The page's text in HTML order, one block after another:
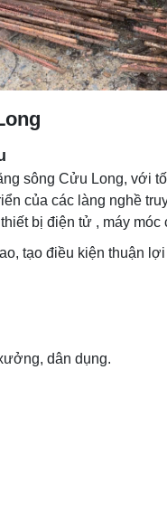
sông Cửu Long, với
của các làng nghề
bị điện tử , máy móc
tạo điều kiện thuận
dân dụng.